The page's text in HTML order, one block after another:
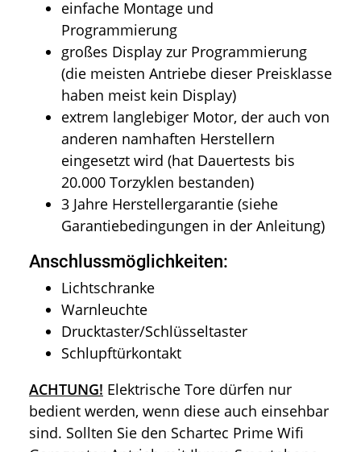
einfache Montage und
Programmierung
großes Display zur Programmierung
(die meisten Antriebe dieser Preisklasse
haben meist kein Display)
extrem langlebiger Motor, der auch von
anderen namhaften Herstellern
eingesetzt wird (hat Dauertests bis
20.000 Torzyklen bestanden)
3 Jahre Herstellergarantie (siehe
Garantiebedingungen in der Anleitung)
Anschlussmöglichkeiten:
Lichtschranke
Warnleuchte
Drucktaster/Schlüsseltaster
Schlupftürkontakt
ACHTUNG! Elektrische Tore dürfen nur
bedient werden, wenn diese auch einsehbar
sind. Sollten Sie den Schartec Prime Wifi